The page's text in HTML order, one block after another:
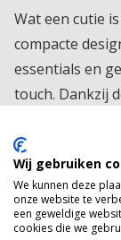
Wat een cutie
compacte
essentials en
touch. Dankzij
eventueel een
ook
superleuk en
neemt.
Wij gebruiken
We kunnen deze
onze website te
een geweldige
cookies die we